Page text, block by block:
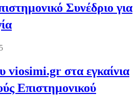
Συνέδριο για
viosimi.gr στα εγκαίνια
Επιστημονικού